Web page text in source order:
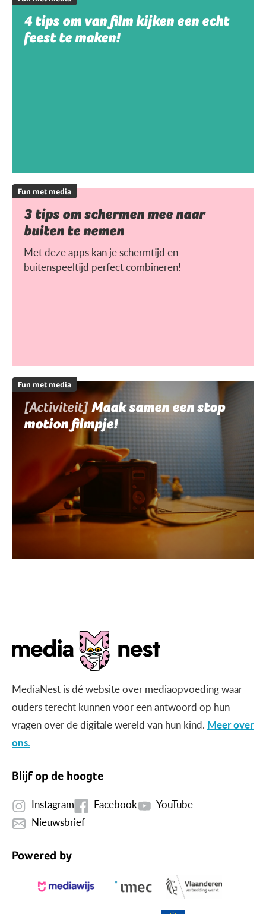
4 tips om van film kijken een echt
feest te maken!
Fun met media
3 tips om schermen mee naar
buiten te nemen
Met deze apps kan je schermtijd en
buitenspeeltijd perfect combineren!
Fun met media
[Activiteit]Maak samen een stop
motion filmpje!
MediaNest is dé website over mediaopvoeding waar
ouders terecht kunnen voor een antwoord op hun
vragen over de digitale wereld van hun kind. Meer over
ons.
Blijf op de hoogte
Instagram Facebook
YouTube
Nieuwsbrief
Powered by